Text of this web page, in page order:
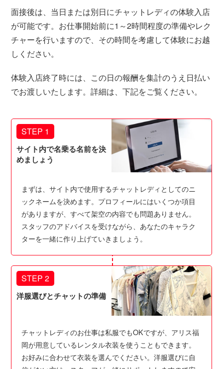
面接後は、当日または別日にチャットレディの体験入店
が可能です。お仕事開始前に1～2時間程度の準備やレク
チャーを行いますので、その時間を考慮して体験にお越
しください。
体験入店終了時には、この日の報酬を集計のうえ日払い
でお渡しいたします。詳細は、下記をご覧ください。
STEP 1
サイト内で名乗る名前を決
めましょう
まずは、サイト内で使用するチャットレディとしてのニ
ックネームを決めます。プロフィールにはいくつか項目
がありますが、すべて架空の内容でも問題ありません。
スタッフのアドバイスを受けながら、あなたのキャラク
ターを一緒に作り上げていきましょう。
STEP 2
洋服選びとチャットの準備
チャットレディのお仕事は私服でもOKですが、アリス福
岡が用意しているレンタル衣装を使うこともできます。
お好みに合わせて衣装を選んでください。洋服選びに自